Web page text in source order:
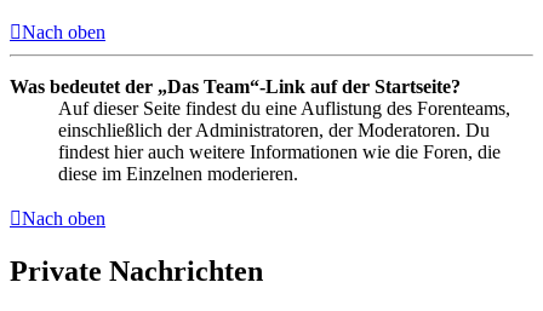
Nach oben
Was bedeutet der „Das Team“-Link auf der Startseite?
Auf dieser Seite findest du eine Auflistung des Forenteams,
einschließlich der Administratoren, der Moderatoren. Du
findest hier auch weitere Informationen wie die Foren, die
diese im Einzelnen moderieren.
Nach oben
Private Nachrichten